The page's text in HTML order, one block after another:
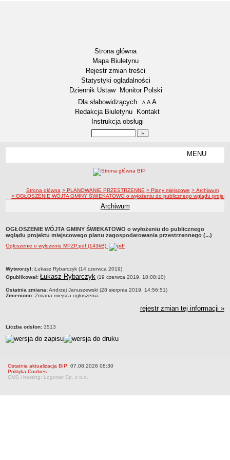
Strona główna
Mapa Biuletynu
Rejestr zmian treści
Statystyki oglądalności
Dziennik Ustaw
Monitor Polski
Menu dodatkowe
Dla słabowidzących A pomniejsz czcionkę
A standardowy rozmiar czcionki
A
Redakcja Biuletynu
Kontakt
Instrukcja obsługi
MENU
RODO – KLAUZULE INFORMACYJNE
NASZA GMINA
Aktualności
Dane statystyczne
Zadania publiczne
Raport o stanie gminy
Związki i stowarzyszenia
INFORMACJE PUBLICZNE
Rada gminy
Wójt
Jednostki organizacyjne
Jednostki pomocnicze - sołectwa
ścieżka nawigacji
Strona główna > PLANOWANIE PRZESTRZENNE > Plany miejscowe > Archiwum
> OGŁOSZENIE WÓJTA GMINY ŚWIEKATOWO o wyłożeniu do publicznego wglądu
Archiwum
OGŁOSZENIE WÓJTA GMINY ŚWIEKATOWO o wyłożeniu do publicznego
wglądu projektu miejscowego planu zagospodarowania przestrzennego (...)
Ogłoszenie o wyłożeniu MPZP.pdf (143kB)
metryczka
Wytworzył: Łukasz Rybarczyk (14 czerwca 2019)
Opublikował: Łukasz Rybarczyk (19 czerwca 2019, 10:08:10)
Ostatnia zmiana:Andrzej Januszewski (28 sierpnia 2019, 14:56:51)
Zmieniono: Zmiana miejsca ogłoszenia.
rejestr zmian tej informacji »
Liczba odsłon: 3513
Ostatnia aktualizacja BIP: 07.08.2026 08:30
Polityka Cookies
CMS i hosting: Logonet Sp. z o.o.